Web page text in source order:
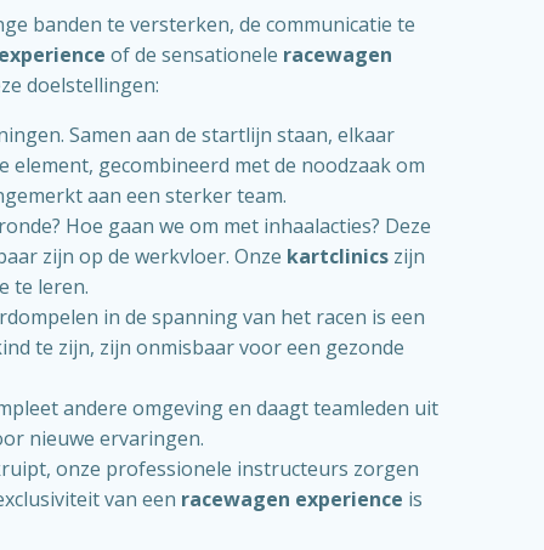
banden te versterken, de communicatie te
of de sensationele racewagen
doelstellingen:
Samen aan de startlijn staan, elkaar
gecombineerd met de noodzaak om
aan een sterker team.
Hoe gaan we om met inhaalacties? Deze
zijn op de werkvloer. Onze kartclinicszijn
te leren.
in de spanning van het racen is een
te zijn, zijn onmisbaar voor een gezonde
andere omgeving en daagt teamleden uit
nieuwe ervaringen.
onze professionele instructeurs zorgen
van een racewagen experience is